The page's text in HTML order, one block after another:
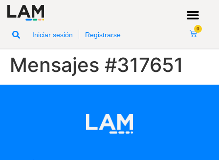
Iniciar sesión Registrarse
0
Mensajes #317651